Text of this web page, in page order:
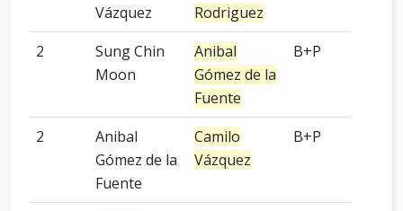
Vázquez
Rodriguez
2
Sung Chin
Moon
Anibal
Gómez de la
Fuente
B+P
2
Anibal
Gómez de la
Fuente
Camilo
Vázquez
B+P